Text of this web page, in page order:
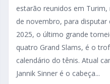
estarão reunidos em Turim,
de novembro, para disputar
2025, o último grande
quatro Grand Slams, é o
calendário do tênis. Atual
Jannik Sinner é o cabeça...